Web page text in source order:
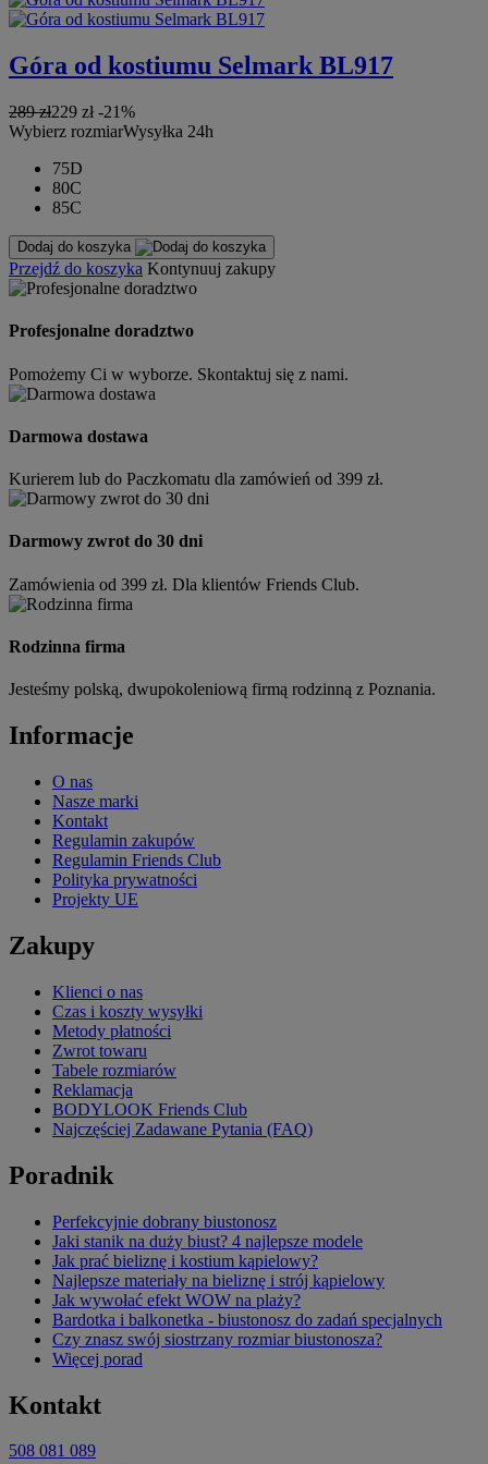
Góra od kostiumu Selmark BL917
289 zł229 zł-21%
Wybierz rozmiarWysyłka 24h
75D
80C
85C
Dodaj do koszyka
Przejdź do koszyka Kontynuuj zakupy
Profesjonalne doradztwo
Pomożemy Ci w wyborze. Skontaktuj się z nami.
Darmowa dostawa
Kurierem lub do Paczkomatu dla zamówień od 399 zł.
Darmowy zwrot do 30 dni
Zamówienia od 399 zł. Dla klientów Friends Club.
Rodzinna firma
Jesteśmy polską, dwupokoleniową firmą rodzinną z Poznania.
Informacje
O nas
Nasze marki
Kontakt
Regulamin zakupów
Regulamin Friends Club
Polityka prywatności
Projekty UE
Zakupy
Klienci o nas
Czas i koszty wysyłki
Metody płatności
Zwrot towaru
Tabele rozmiarów
Reklamacja
BODYLOOK Friends Club
Najczęściej Zadawane Pytania (FAQ)
Poradnik
Perfekcyjnie dobrany biustonosz
Jaki stanik na duży biust? 4 najlepsze modele
Jak prać bieliznę i kostium kąpielowy?
Najlepsze materiały na bieliznę i strój kąpielowy
Jak wywołać efekt WOW na plaży?
Bardotka i balkonetka - biustonosz do zadań specjalnych
Czy znasz swój siostrzany rozmiar biustonosza?
Więcej porad
Kontakt
508 081 089